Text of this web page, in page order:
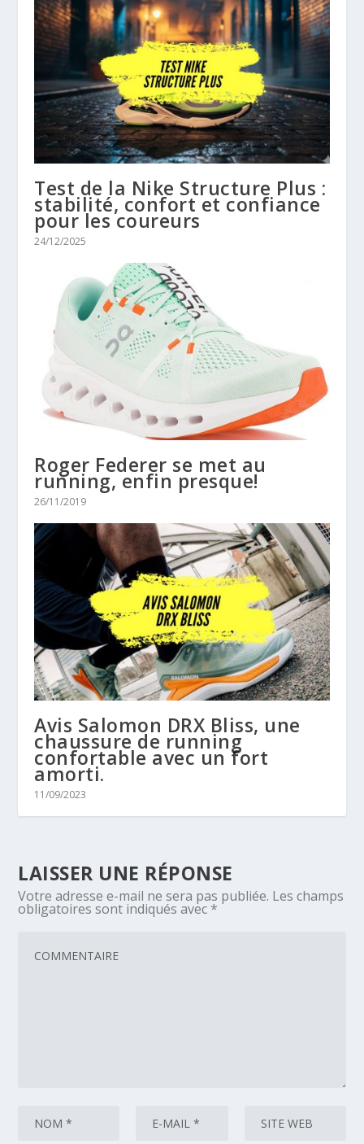
Test de la Nike Structure Plus :
stabilité, confort et confiance
pour les coureurs
24/12/2025
Roger Federer se met au
running, enfin presque!
26/11/2019
Avis Salomon DRX Bliss, une
chaussure de running
confortable avec un fort
amorti.
11/09/2023
LAISSER UNE RÉPONSE
Votre adresse e-mail ne sera pas publiée. Les champs
obligatoires sont indiqués avec *